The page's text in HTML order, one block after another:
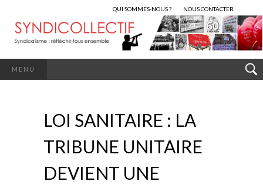
QUI SOMMES-NOUS ? NOUS CONTACTER
MENU
LOI SANITAIRE : LA
TRIBUNE UNITAIRE
DEVIENT UNE